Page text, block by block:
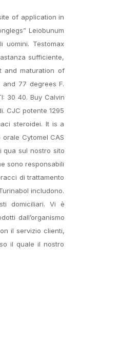
of application in
Leiobunum
Testomax
sufficiente,
and maturation of
77 degrees F.
30 40. Buy Calvin
CJC potente 1295
steroidei. It is a
Cytomel CAS
qua sul nostro sito
sono responsabili
di trattamento
includono.
domiciliari. Vi è
dall’organismo
il servizio clienti,
il quale il nostro